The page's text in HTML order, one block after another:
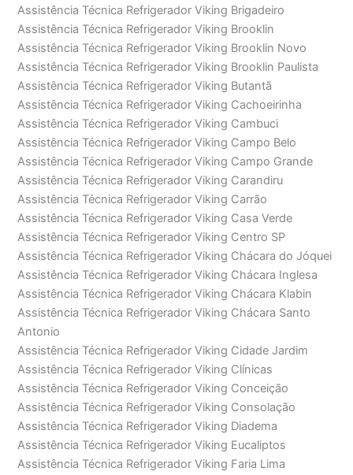
Assistência Técnica Refrigerador Viking Brigadeiro
Assistência Técnica Refrigerador Viking Brooklin
Assistência Técnica Refrigerador Viking Brooklin Novo
Assistência Técnica Refrigerador Viking Brooklin Paulista
Assistência Técnica Refrigerador Viking Butantã
Assistência Técnica Refrigerador Viking Cachoeirinha
Assistência Técnica Refrigerador Viking Cambuci
Assistência Técnica Refrigerador Viking Campo Belo
Assistência Técnica Refrigerador Viking Campo Grande
Assistência Técnica Refrigerador Viking Carandiru
Assistência Técnica Refrigerador Viking Carrão
Assistência Técnica Refrigerador Viking Casa Verde
Assistência Técnica Refrigerador Viking Centro SP
Assistência Técnica Refrigerador Viking Chácara do Jóquei
Assistência Técnica Refrigerador Viking Chácara Inglesa
Assistência Técnica Refrigerador Viking Chácara Klabin
Assistência Técnica Refrigerador Viking Chácara Santo
Antonio
Assistência Técnica Refrigerador Viking Cidade Jardim
Assistência Técnica Refrigerador Viking Clínicas
Assistência Técnica Refrigerador Viking Conceição
Assistência Técnica Refrigerador Viking Consolação
Assistência Técnica Refrigerador Viking Diadema
Assistência Técnica Refrigerador Viking Eucaliptos
Assistência Técnica Refrigerador Viking Faria Lima